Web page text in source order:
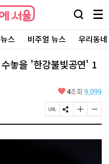
검
창
열
기
메
뉴
전
체
보
스 비주얼 뉴스 우리동
놓을 '한강불빛공연' 1
좋
요
4조회 9,099
페
이
U
S
N
공
글
자
기
글
자
기